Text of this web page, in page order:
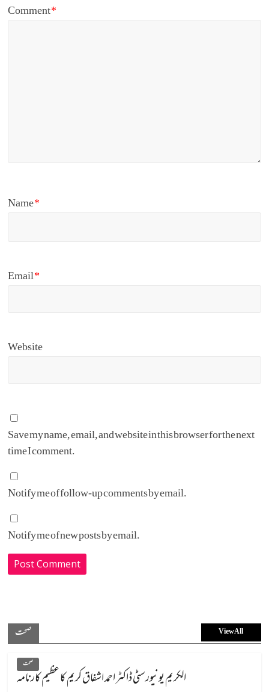
Comment*
Name*
Email*
Website
Save my name, email, and website in this browser for the next
time I comment.
Notify me of follow-up comments by email.
Notify me of new posts by email.
صحت View All
صحت
الکریم یونیورسٹی ڈاکٹر احمد اشفاق کریم کا عظیم کارنامہ